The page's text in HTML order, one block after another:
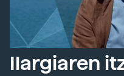
Ilargiaren